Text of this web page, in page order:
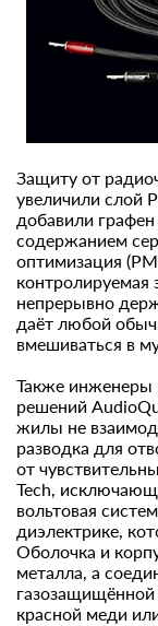
Защиту от
увеличили слой
добавили
содержанием
оптимизация
контролируемая
непрерывно
даёт любой
вмешиваться в
Также инженеры
решений
жилы не
разводка для
от
Tech,
вольтовая
диэлектрике,
Оболочка и
металла, а
красной меди